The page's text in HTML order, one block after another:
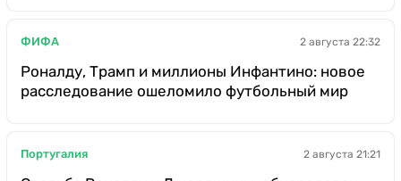
ФИФА 2 августа 22:32
Роналду, Трамп и миллионы Инфантино: новое
расследование ошеломило футбольный мир
Португалия 2 августа 21:21